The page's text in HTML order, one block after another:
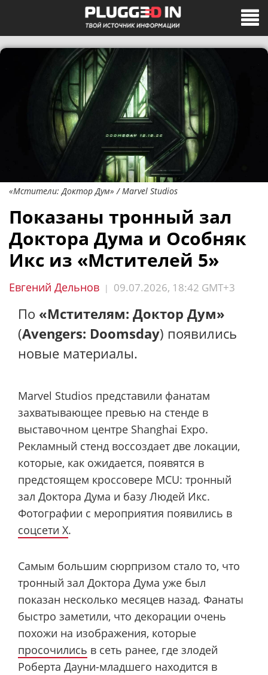
«Мстители: Доктор Дум» / Marvel Studios
Показаны тронный зал
Доктора Дума и Особняк
Икс из «Мстителей 5»
Евгений Дельнов | 09.07.2026, 18:42 GMT+3
По «Мстителям: Доктор Дум»
(Avengers: Doomsday) появились
новые материалы.
Marvel Studios представили фанатам
захватывающее превью на стенде в
выставочном центре Shanghai Expo.
Рекламный стенд воссоздает две локации,
которые, как ожидается, появятся в
предстоящем кроссовере MCU: тронный
зал Доктора Дума и базу Людей Икс.
Фотографии с мероприятия появились в
соцсети X.
Самым большим сюрпризом стало то, что
тронный зал Доктора Дума уже был
показан несколько месяцев назад. Фанаты
быстро заметили, что декорации очень
похожи на изображения, которые
просочились в сеть ранее, где злодей
Роберта Дауни-младшего находится в